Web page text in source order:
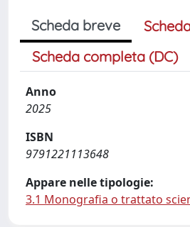
Scheda breve
Scheda completa (DC)
Anno
2025
ISBN
9791221113648
Appare nelle tipologie:
3.1 Monografia o trattato